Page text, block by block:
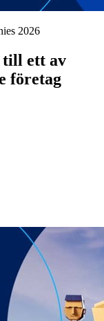
2026
till ett av
företag